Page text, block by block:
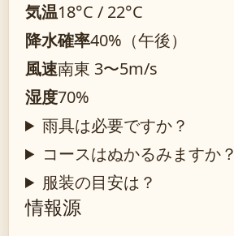
気温18°C / 22°C
降水確率40%（午後）
風速南東 3〜5m/s
湿度70%
雨具は必要ですか？
コースはぬかるみますか？
服装の目安は？
情報源